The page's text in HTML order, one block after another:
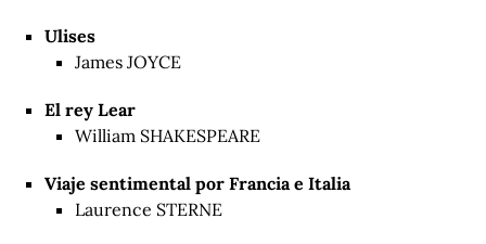
Ulises
James JOYCE
El rey Lear
William SHAKESPEARE
Viaje sentimental por Francia e Italia
Laurence STERNE